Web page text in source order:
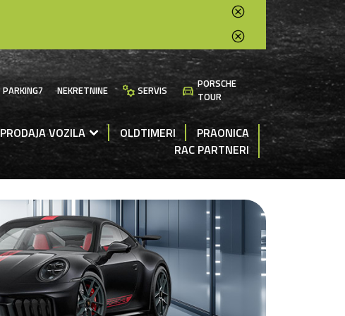
PARKING7 NEKRETNINE manufacturing SERVIS directions_car PORSCHE
TOUR
PRODAJA VOZILA OLDTIMERI
PRAONICA
RAC PARTNERI